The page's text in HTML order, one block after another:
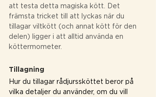
att testa detta magiska kött. Det
främsta tricket till att lyckas när du
tillagar viltkött (och annat kött för den
delen) ligger i att alltid använda en
köttermometer.
Tillagning
Hur du tillagar rådjurssköttet beror på
vilka detaljer du använder, om du vill